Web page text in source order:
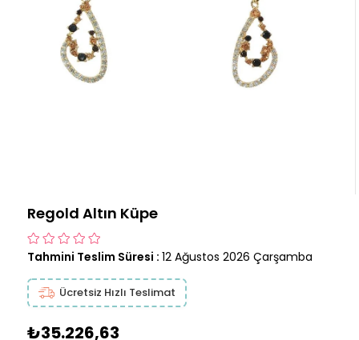
Regold Altın Küpe
Tahmini Teslim Süresi : 12 Ağustos 2026 Çarşamba
Ücretsiz Hızlı Teslimat
₺35.226,63